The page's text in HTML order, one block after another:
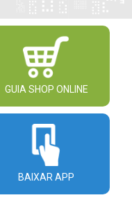
GUIA SHOP ONLINE
BAIXAR APP